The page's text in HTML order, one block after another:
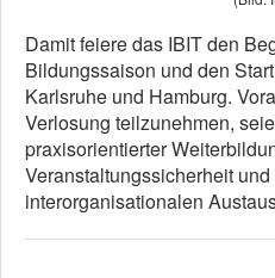
Damit feiere das IBIT den
Bildungssaison und den
Karlsruhe und Hamburg.
Verlosung teilzunehmen,
praxisorientierter
Veranstaltungssicherheit
interorganisationalen